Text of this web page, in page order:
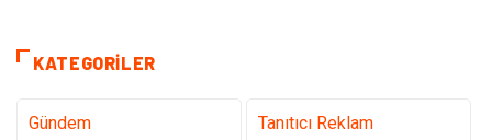
KATEGORILER
Gündem Tanıtıcı Reklam